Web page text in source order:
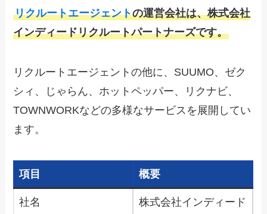
リクルートエージェントの運営会社は、株式会社
インディードリクルートパートナーズです。
リクルートエージェントの他に、SUUMO、ゼク
シィ、じゃらん、ホットペッパー、リクナビ、
TOWNWORKなどの多様なサービスを展開してい
ます。
項目 概要
社名
株式会社インディード